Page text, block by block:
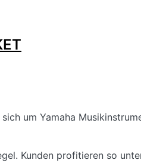
um Yamaha
Kunden profitieren so